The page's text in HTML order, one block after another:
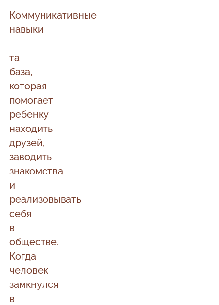
Коммуникативные
навыки
—
та
база,
которая
помогает
ребенку
находить
друзей,
заводить
знакомства
и
реализовывать
себя
в
обществе.
Когда
человек
замкнулся
в